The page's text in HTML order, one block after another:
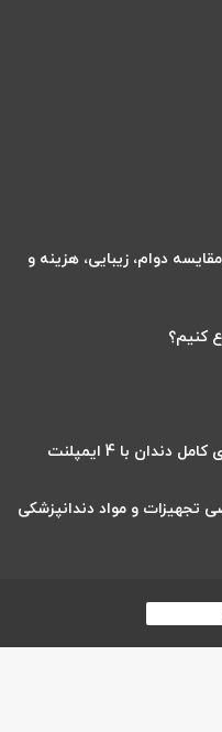
دوام، زیبایی، هزینه و
کنیم؟
و مواد دندانپزشکی